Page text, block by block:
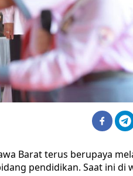
Barat terus berupaya
pendidikan. Saat ini di